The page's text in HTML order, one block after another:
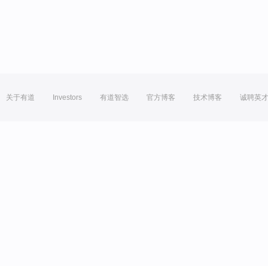
关于有道 Investors 有道智选 官方博客 技术博客 诚聘英才